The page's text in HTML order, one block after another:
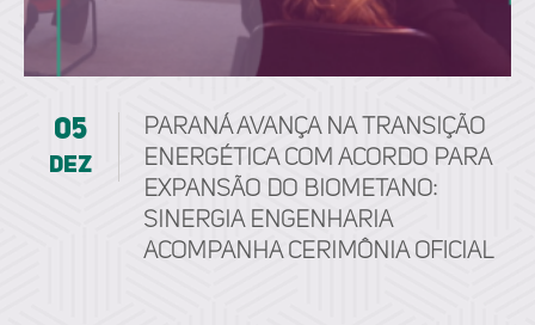
05
dez
Paraná avança na transição
energética com acordo para
expansão do biometano:
Sinergia Engenharia
acompanha cerimônia oficial